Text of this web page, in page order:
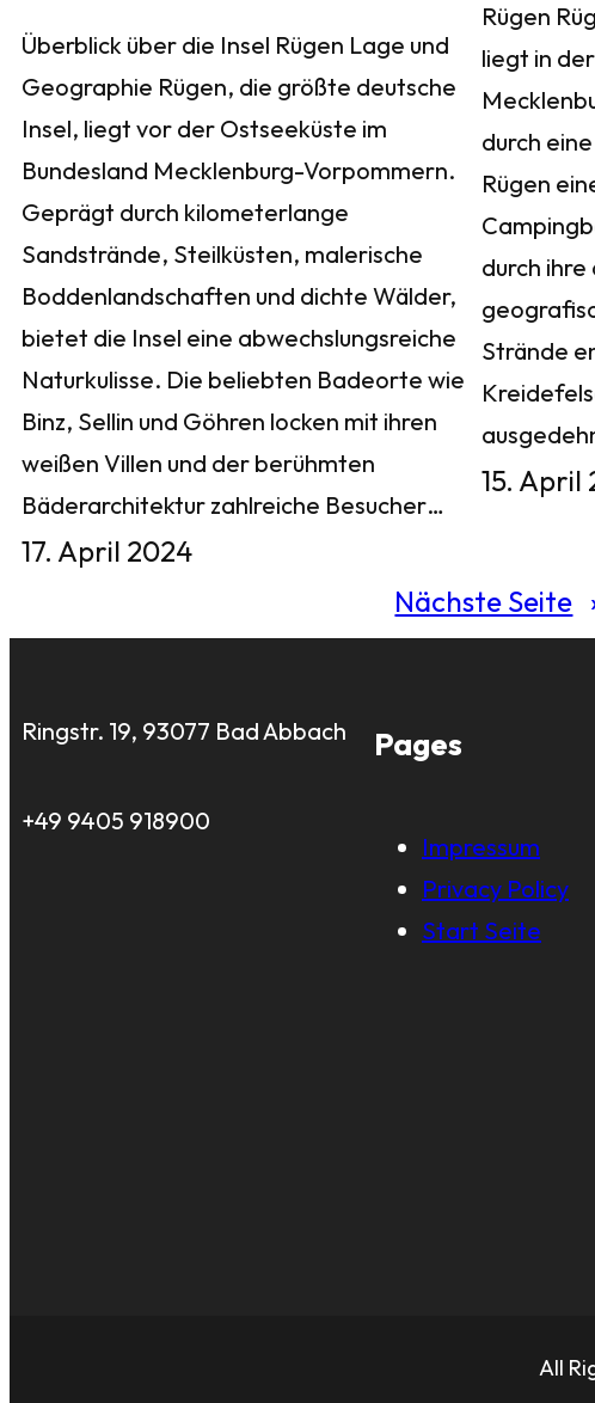
Überblick über die Insel Rügen Lage und
Geographie Rügen, die größte deutsche
Insel, liegt vor der Ostseeküste im
Bundesland Mecklenburg-Vorpommern.
Geprägt durch kilometerlange
Sandstrände, Steilküsten, malerische
Boddenlandschaften und dichte Wälder,
bietet die Insel eine abwechslungsreiche
Naturkulisse. Die beliebten Badeorte wie
Binz, Sellin und Göhren locken mit ihren
weißen Villen und der berühmten
Bäderarchitektur zahlreiche Besucher…
17. April 2024
Rügen
liegt in
durch
Rügen
durch
Strände
15. April
Nächste Seite
Ringstr. 19, 93077 Bad Abbach
+49 9405 918900
Pages
Impressum
Privacy Policy
Start Seite
All